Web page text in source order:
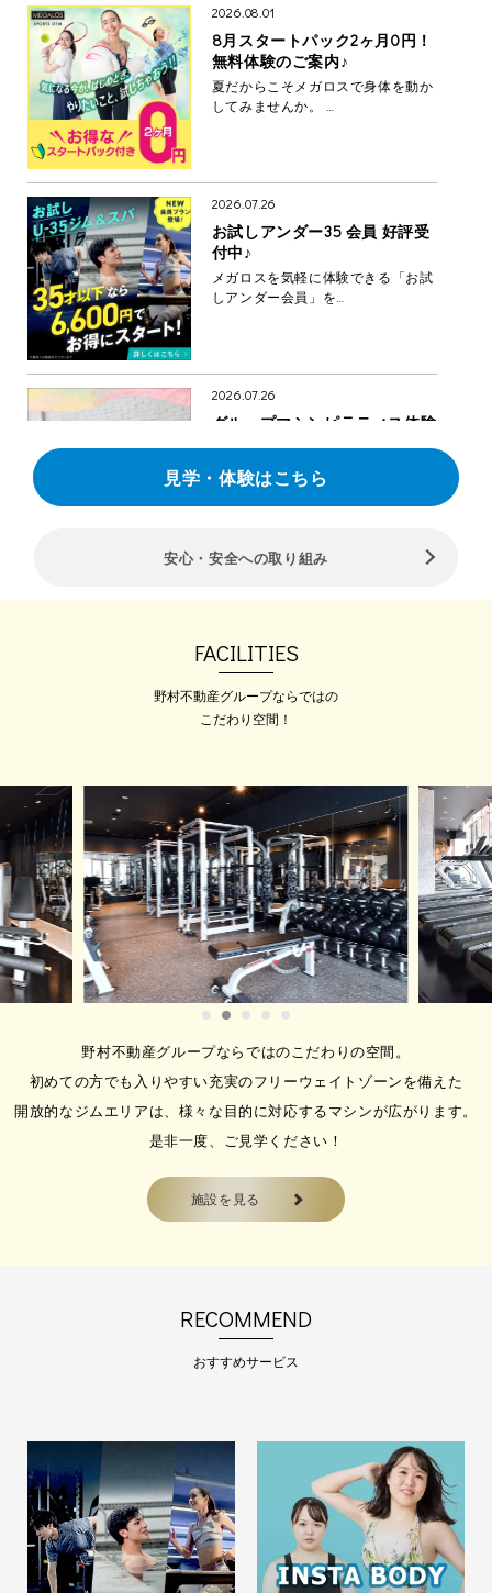
2026.08.01
8月スタートパック2ヶ月0円！
無料体験のご案内♪
夏だからこそメガロスで身体を動か
してみませんか。 …
2026.07.26
お試しアンダー35 会員 好評受
付中♪
メガロスを気軽に体験できる「お試
しアンダー会員」を…
2026.07.26
グループマシンピラティス体験
好評受付中♪
女性専用スタジオでグループマシ
ンピラ…
「疲れやすい」、「体型がくずれて
きた」、「肩・腰の…
2026年8/12(水)～15(土) ノース
タッフ・ノーレッスンのお知ら
せ
いつもご利用誠にありがとうござい
ます。 下記期間は…
見学・体験はこちら
安心・安全への取り組み
FACILITIES
野村不動産グループならではの
こだわり空間！
野村不動産グループならではのこだわりの空間。
初めての方でも入りやすい充実のフリーウェイトゾーンを備えた
開放的なジムエリアは、様々な目的に対応するマシンが広がります。
是非一度、ご見学ください！
施設を見る
RECOMMEND
おすすめサービス